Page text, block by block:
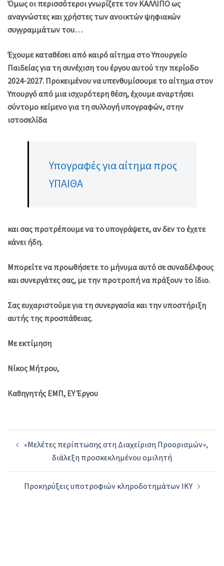
Όμως οι περισσότεροι γνωρίζετε τον ΚΑΛΛΙΠΟ ως
αναγνώστες και χρήστες των ανοικτών ψηφιακών
συγγραμμάτων του…
Έχουμε καταθέσει από καιρό αίτημα στο Υπουργείο
Παιδείας για τη συνέχιση του έργου αυτού την περίοδο
2024-2027. Προκειμένου να υπενθυμίσουμε το αίτημα στον
Υπουργό από μια ισχυρότερη θέση, έχουμε αναρτήσει
σύντομο κείμενο για τη συλλογή υπογραφών, στην
ιστοσελίδα
Υπογραφές για αίτημα προς
ΥΠΑΙΘΑ
και σας προτρέπουμε να το υπογράψετε, αν δεν το έχετε
κάνει ήδη.
Μπορείτε να προωθήσετε το μήνυμα αυτό σε συναδέλφους
και συνεργάτες σας, με την προτροπή να πράξουν το ίδιο.
Σας ευχαριστούμε για τη συνεργασία και την υποστήριξη
αυτής της προσπάθειας.
Με εκτίμηση
Νίκος Μήτρου,
Καθηγητής ΕΜΠ, ΕΥ Έργου
navigation
«Μελέτες περίπτωσης στη Διαχείριση Προορισμών»,
διάλεξη προσκεκλημένου ομιλητή
Προκηρύξεις υποτροφιών κληροδοτημάτων ΙΚΥ